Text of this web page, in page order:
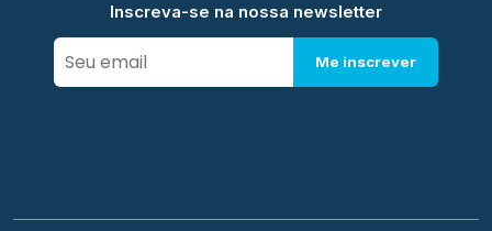
Inscreva-se na nossa newsletter
Me inscrever